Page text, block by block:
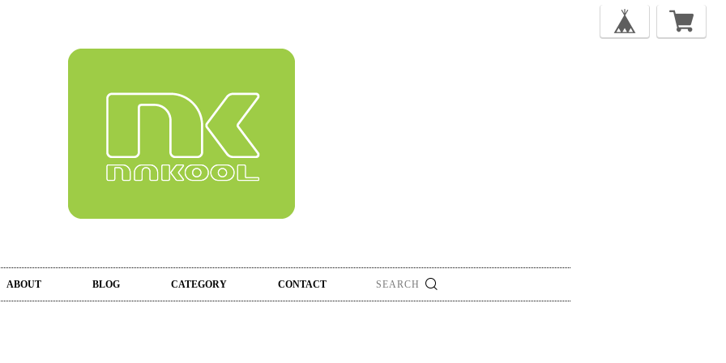
ABOUT BLOG CATEGORY CONTACT